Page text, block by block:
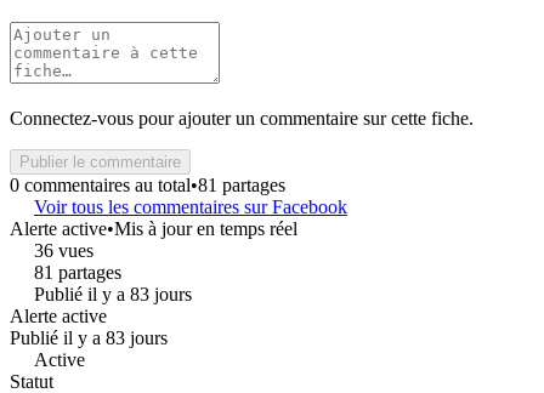
Connectez-vous pour ajouter un commentaire sur cette fiche.
Publier le commentaire
0 commentaires au total•81 partages
Voir tous les commentaires sur Facebook
Alerte active•Mis à jour en temps réel
36 vues
81 partages
Publié il y a 83 jours
Alerte active
Publié il y a 83 jours
Active
Statut